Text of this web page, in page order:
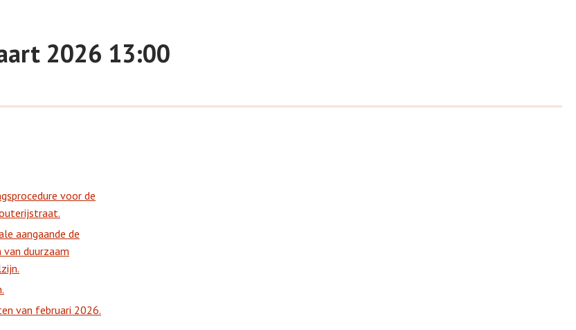
2026 13:00
voor de
aangaande de
duurzaam
van februari 2026.